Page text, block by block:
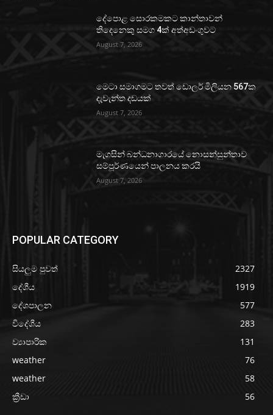
දේපොළ සොරකමකට කාන්තාවන්
තිදෙනෙකු සමග 4ක් අත්අඩංගුවට
August 7, 2026
මෙටා සමාගමට තවත් ඩොලර් මිලියන 567ක
දැවැන්ත දඩයක්
August 7, 2026
මැගසින් බන්ධනාගාරයේ නොසන්සුන්තාව
සම්පූර්ණයෙන් පාලනය කරයි
August 7, 2026
POPULAR CATEGORY
සියලුම පුවත්
2327
දේශීය
1919
දේශපාලන
577
විදේශීය
283
ව්‍යාපාරික
131
weather
76
weather
58
ක්‍රීඩා
56